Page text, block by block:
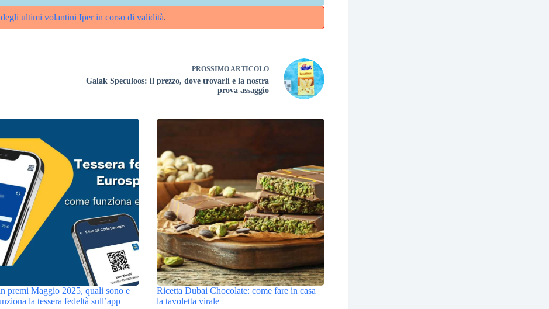
ultimi volantini Iper in corso di validità.
PROSSIMO ARTICOLO
Galak Speculoos: il prezzo, dove trovarli e la nostra
prova assaggio
premi Maggio 2025, quali sono e
la tessera fedeltà sull’app
Ricetta Dubai Chocolate: come fare in casa
la tavoletta virale